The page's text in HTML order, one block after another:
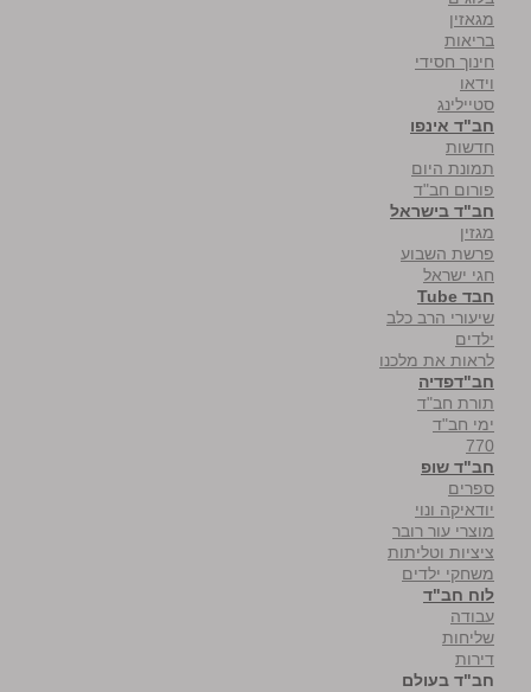
מגאזין
בריאות
חינוך חסידי
וידאו
סטיילינג
חב"ד אינפו
חדשות
תמונת היום
פורום חב"ד
חב"ד בישראל
מגזין
פרשת השבוע
חגי ישראל
חבד Tube
שיעורי הרב כלב
ילדים
לראות את מלכנו
חב"דפדיה
תורת חב"ד
ימי חב"ד
770
חב"ד שופ
ספרים
יודאיקה ונוי
מוצרי עור רובר
ציציות וטליתות
משחקי ילדים
לוח חב"ד
עבודה
שליחות
דירות
חב"ד בעולם